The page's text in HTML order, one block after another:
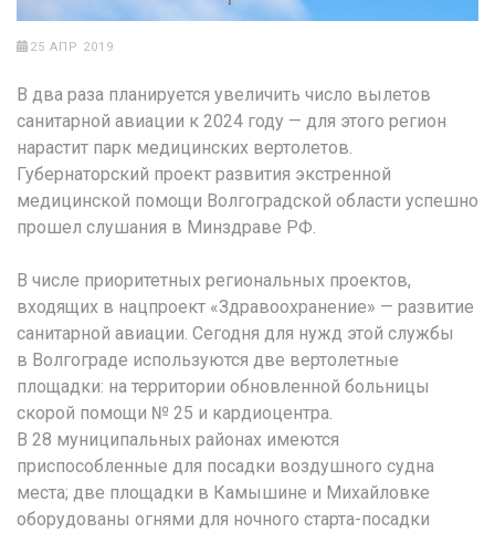
25 АПР 2019
В два раза планируется увеличить число вылетов
санитарной авиации к 2024 году — для этого регион
нарастит парк медицинских вертолетов.
Губернаторский проект развития экстренной
медицинской помощи Волгоградской области успешно
прошел слушания в Минздраве РФ.
В числе приоритетных региональных проектов,
входящих в нацпроект «Здравоохранение» — развитие
санитарной авиации. Сегодня для нужд этой службы
в Волгограде используются две вертолетные
площадки: на территории обновленной больницы
скорой помощи № 25 и кардиоцентра.
В 28 муниципальных районах имеются
приспособленные для посадки воздушного судна
места; две площадки в Камышине и Михайловке
оборудованы огнями для ночного старта-посадки